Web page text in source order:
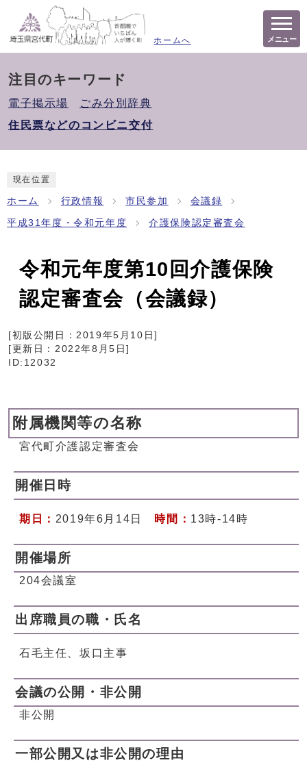
ホームへ メニュー
注目のキーワード
電子掲示場
ごみ分別辞典
住民票などのコンビニ交付
現在位置
ホーム 行政情報 市民参加 会議録
平成31年度・令和元年度 介護保険認定審査会
令和元年度第10回介護保険
認定審査会（会議録）
[初版公開日：2019年5月10日]
[更新日： 2022年8月5日]
ID:12032
附属機関等の名称
宮代町介護認定審査会
開催日時
期日： 2019年6月14日 時間： 13時-14時
開催場所
204会議室
出席職員の職・氏名
石毛主任、坂口主事
会議の公開・非公開
非公開
一部公開又は非公開の理由